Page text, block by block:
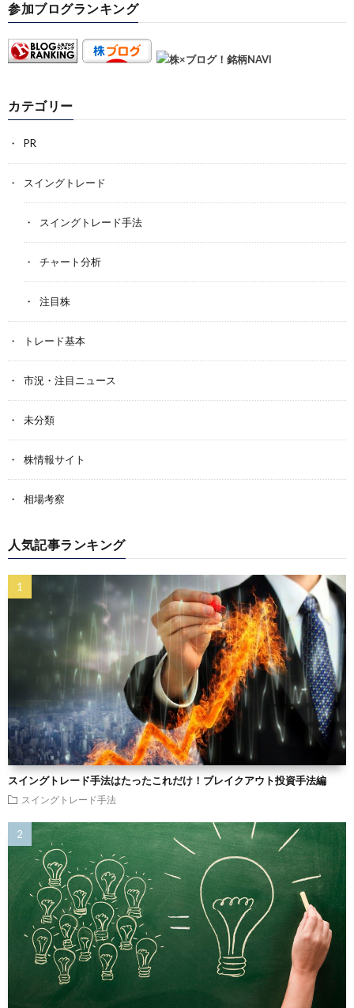
参加ブログランキング
カテゴリー
PR
スイングトレード
スイングトレード手法
チャート分析
注目株
トレード基本
市況・注目ニュース
未分類
株情報サイト
相場考察
人気記事ランキング
スイングトレード手法はたったこれだけ！ブレイクアウト投資手法編
スイングトレード手法